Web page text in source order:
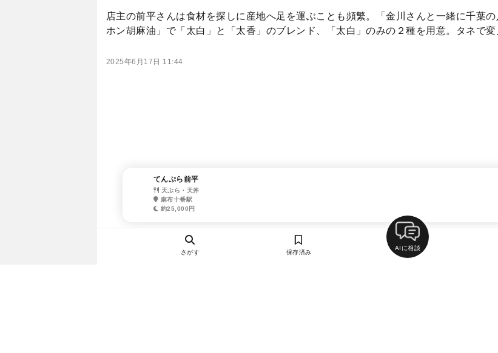
店主の前平さんは食材を探しに産地へ足を運ぶことも頻繁。「金川さんと一緒に千葉
ホン胡麻油」で「太白」と「太香」のブレンド、「太白」のみの２種を用意。タネで変
2025年6月17日 11:44
てんぷら前平
天ぷら・天丼
麻布十番駅
約25,000円
さがす 保存済み
AIに相談